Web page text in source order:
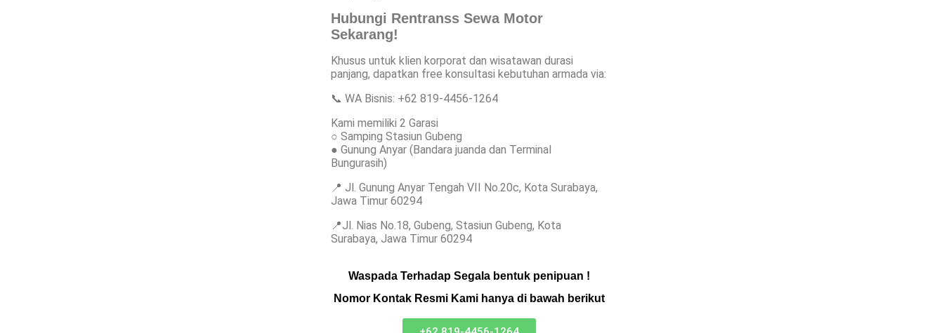
Hubungi Rentranss Sewa Motor
Sekarang!
Khusus untuk klien korporat dan wisatawan durasi
panjang, dapatkan free konsultasi kebutuhan armada via:
📞 WA Bisnis: +62 819-4456-1264
Kami memiliki 2 Garasi
○ Samping Stasiun Gubeng
● Gunung Anyar (Bandara juanda dan Terminal
Bungurasih)
📍 Jl. Gunung Anyar Tengah VII No.20c, Kota Surabaya,
Jawa Timur 60294
📍Jl. Nias No.18, Gubeng, Stasiun Gubeng, Kota
Surabaya, Jawa Timur 60294
Waspada Terhadap Segala bentuk penipuan !
Nomor Kontak Resmi Kami hanya di bawah berikut